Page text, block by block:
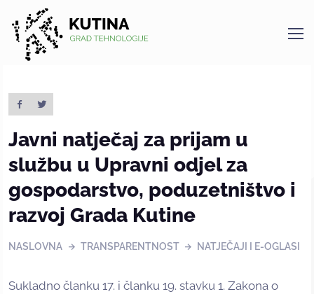
Kutina
Javni natječaj za prijam u
službu u Upravni odjel za
gospodarstvo, poduzetništvo i
razvoj Grada Kutine
NASLOVNA TRANSPARENTNOST NATJEČAJI I E-OGLASI
Sukladno članku 17. i članku 19. stavku 1. Zakona o